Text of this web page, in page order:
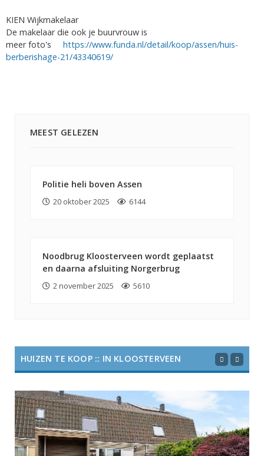
KIEN Wijkmakelaar
De makelaar die ook je buurvrouw is
meer foto's https://www.funda.nl/detail/koop/assen/huis-
berberishage-21/43340619/
MEEST GELEZEN
Politie heli boven Assen
20 oktober 2025 6144
Noodbrug Kloosterveen wordt geplaatst
en daarna afsluiting Norgerbrug
2 november 2025 5610
HUIZEN TE KOOP :: IN KLOOSTERVEEN